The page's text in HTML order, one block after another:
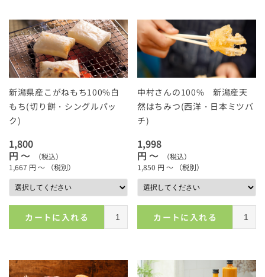
新潟県産こがねもち100%白
もち(切り餅・シングルパッ
ク)
1,800
円 ～
（税込）
1,667 円 ～ （税別）
カートに入れる
中村さんの100% 新潟産天
然はちみつ(西洋・日本ミツバ
チ)
1,998
円 ～
（税込）
1,850 円 ～ （税別）
カートに入れる